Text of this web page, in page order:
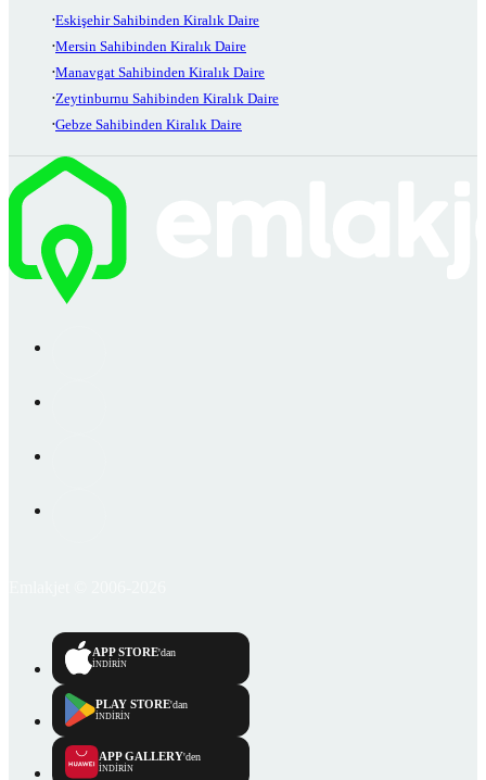
Eskişehir Sahibinden Kiralık Daire
Mersin Sahibinden Kiralık Daire
Manavgat Sahibinden Kiralık Daire
Zeytinburnu Sahibinden Kiralık Daire
Gebze Sahibinden Kiralık Daire
APP STORE'dan
İNDİRİN
PLAY STORE'dan
İNDİRİN
APP GALLERY'den
İNDİRİN